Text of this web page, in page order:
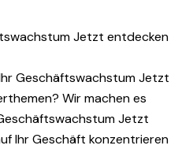
Jetzt entdecken
GeschäftswachstumJetzt
Wir machen es
Jetzt
Ihr Geschäft konzentrieren